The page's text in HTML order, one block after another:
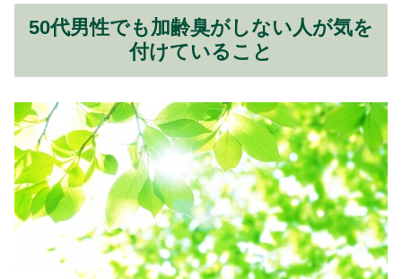
50代男性でも加齢臭がしない人が気を
付けていること